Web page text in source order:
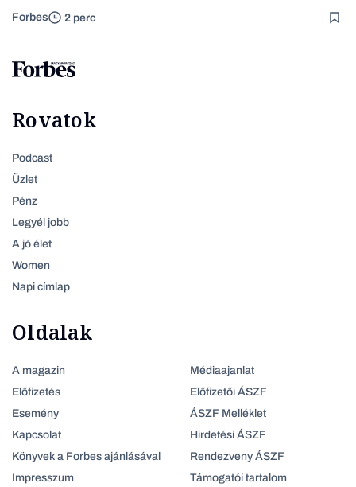
Forbes 2 perc
Rovatok
Podcast
Üzlet
Pénz
Legyél jobb
A jó élet
Women
Napi címlap
Oldalak
A magazin
Előfizetés
Esemény
Kapcsolat
Könyvek a Forbes ajánlásával
Impresszum
Médiaajanlat
Előfizetői ÁSZF
ÁSZF Melléklet
Hirdetési ÁSZF
Rendezveny ÁSZF
Támogatói tartalom